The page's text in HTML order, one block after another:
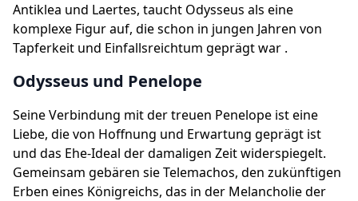
Antiklea und Laertes, taucht Odysseus als eine
komplexe Figur auf, die schon in jungen Jahren von
Tapferkeit und Einfallsreichtum geprägt war .
Odysseus und Penelope
Seine Verbindung mit der treuen Penelope ist eine
Liebe, die von Hoffnung und Erwartung geprägt ist
und das Ehe-Ideal der damaligen Zeit widerspiegelt.
Gemeinsam gebären sie Telemachos, den zukünftigen
Erben eines Königreichs, das in der Melancholie der